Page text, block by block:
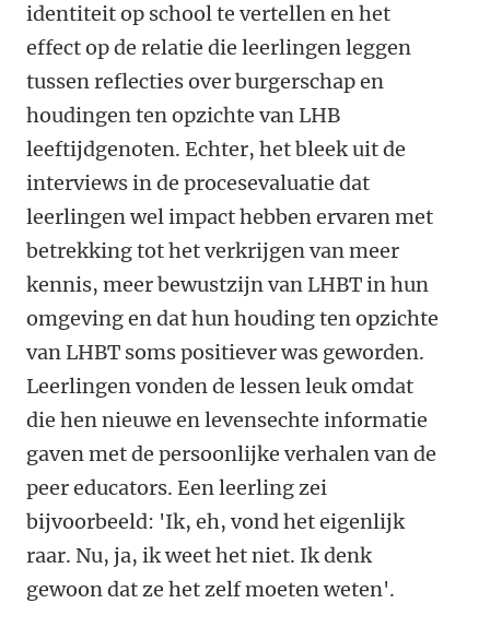
identiteit op school te vertellen en het
effect op de relatie die leerlingen leggen
tussen reflecties over burgerschap en
houdingen ten opzichte van LHB
leeftijdgenoten. Echter, het bleek uit de
interviews in de procesevaluatie dat
leerlingen wel impact hebben ervaren met
betrekking tot het verkrijgen van meer
kennis, meer bewustzijn van LHBT in hun
omgeving en dat hun houding ten opzichte
van LHBT soms positiever was geworden.
Leerlingen vonden de lessen leuk omdat
die hen nieuwe en levensechte informatie
gaven met de persoonlijke verhalen van de
peer educators. Een leerling zei
bijvoorbeeld: 'Ik, eh, vond het eigenlijk
raar. Nu, ja, ik weet het niet. Ik denk
gewoon dat ze het zelf moeten weten'.